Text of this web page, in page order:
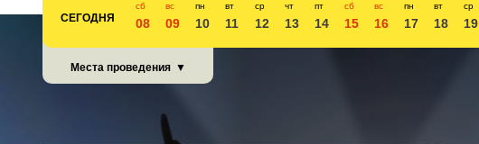
СЕГОДНЯ
сб
08
вс
09
пн
10
вт
11
ср
12
чт
13
пт
14
сб
15
вс
16
пн
17
вт
18
ср
19
Места проведения ▼